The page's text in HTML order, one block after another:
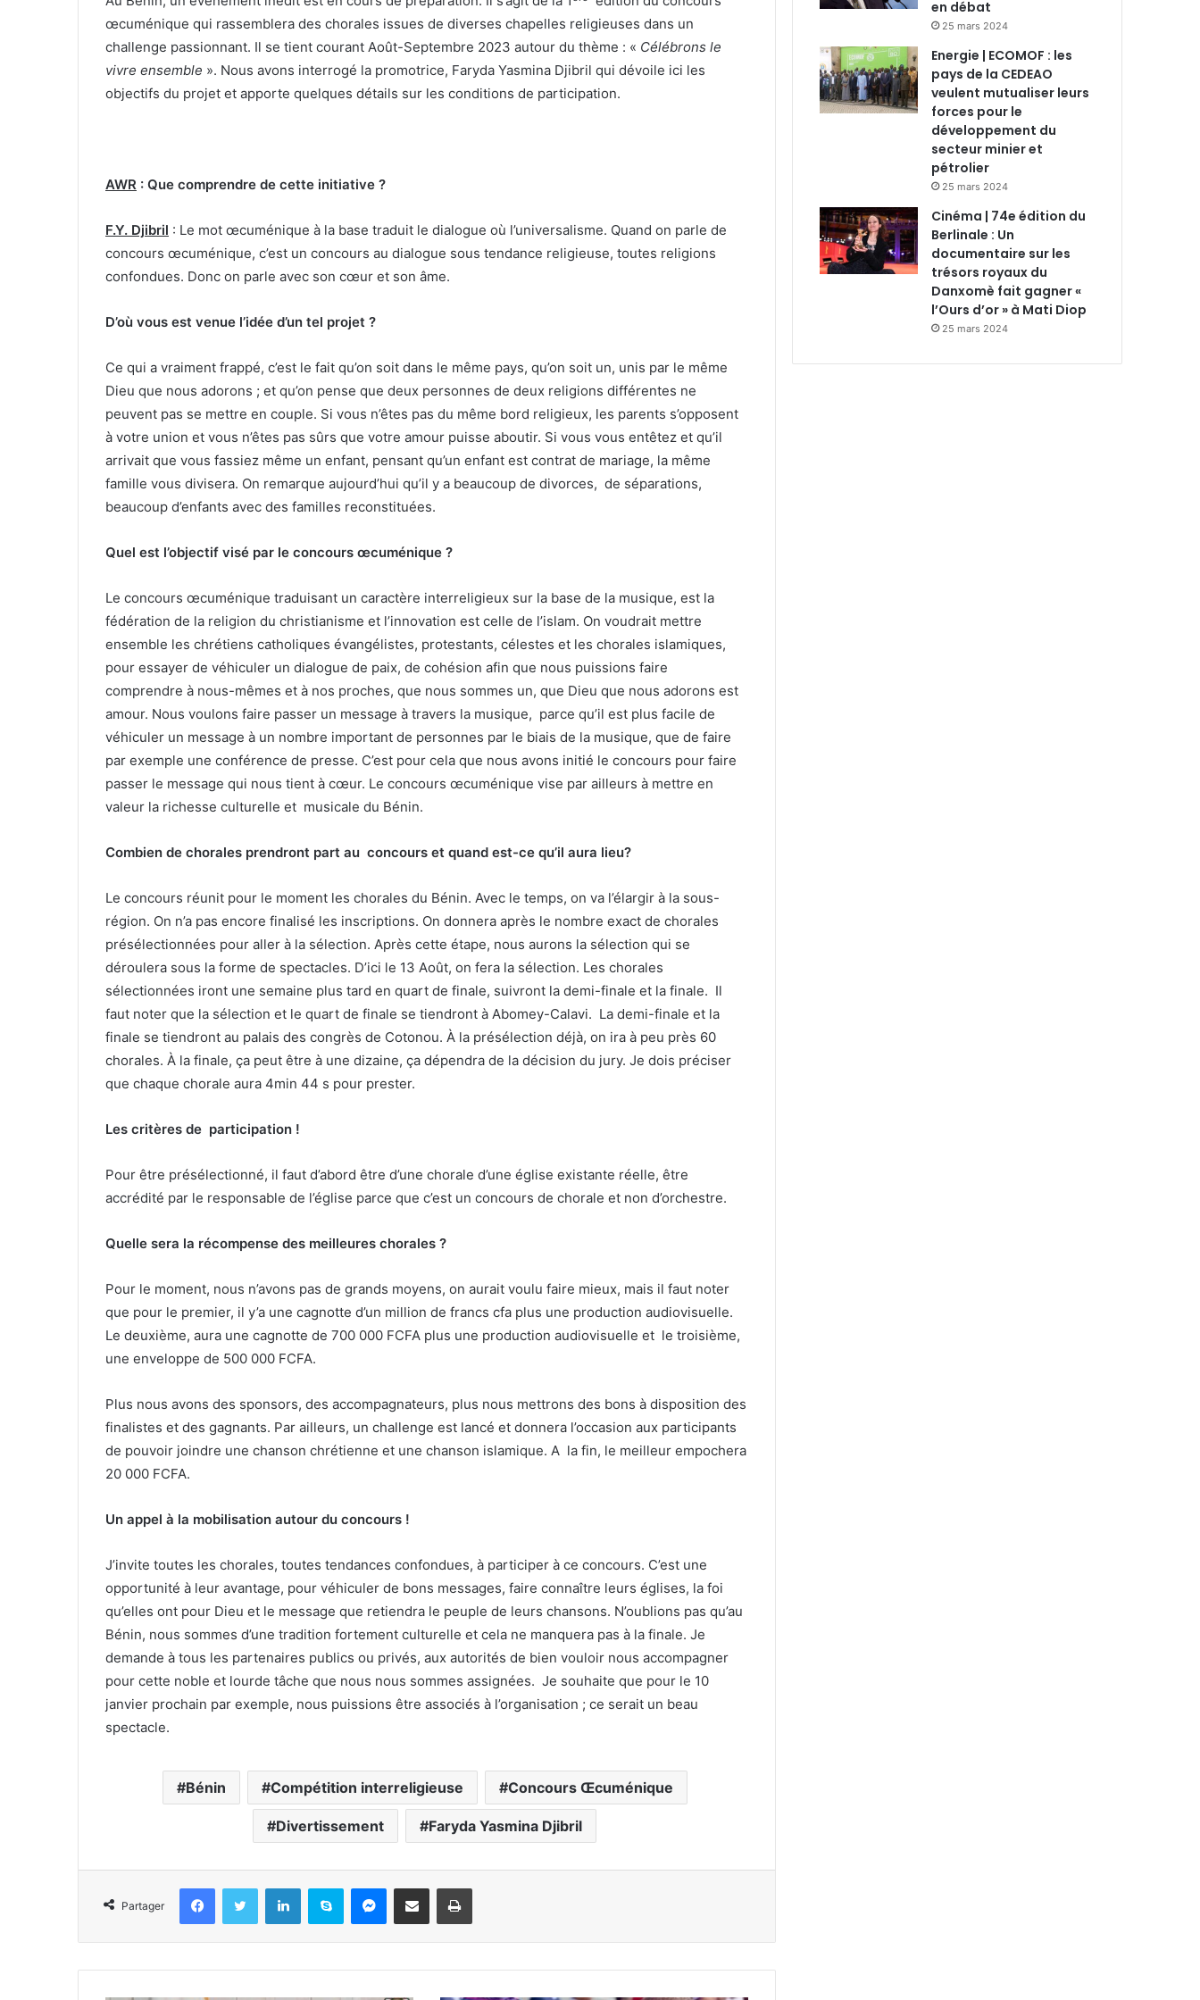
œcuménique qui rassemblera des chorales issues de diverses chapelles religieuses dans un
challenge passionnant. Il se tient courant Août-Septembre 2023 autour du thème : « Célébrons le
vivre ensemble ». Nous avons interrogé la promotrice, Faryda Yasmina Djibril qui dévoile ici les
objectifs du projet et apporte quelques détails sur les conditions de participation.
AWR : Que comprendre de cette initiative ?
F.Y. Djibril : Le mot œcuménique à la base traduit le dialogue où l’universalisme. Quand on parle de
concours œcuménique, c’est un concours au dialogue sous tendance religieuse, toutes religions
confondues. Donc on parle avec son cœur et son âme.
D’où vous est venue l’idée d’un tel projet ?
Ce qui a vraiment frappé, c’est le fait qu’on soit dans le même pays, qu’on soit un, unis par le même
Dieu que nous adorons ; et qu’on pense que deux personnes de deux religions différentes ne
peuvent pas se mettre en couple. Si vous n’êtes pas du même bord religieux, les parents s’opposent
à votre union et vous n’êtes pas sûrs que votre amour puisse aboutir. Si vous vous entêtez et qu’il
arrivait que vous fassiez même un enfant, pensant qu’un enfant est contrat de mariage, la même
famille vous divisera. On remarque aujourd’hui qu’il y a beaucoup de divorces, de séparations,
beaucoup d’enfants avec des familles reconstituées.
Quel est l’objectif visé par le concours œcuménique ?
Le concours œcuménique traduisant un caractère interreligieux sur la base de la musique, est la
fédération de la religion du christianisme et l’innovation est celle de l’islam. On voudrait mettre
ensemble les chrétiens catholiques évangélistes, protestants, célestes et les chorales islamiques,
pour essayer de véhiculer un dialogue de paix, de cohésion afin que nous puissions faire
comprendre à nous-mêmes et à nos proches, que nous sommes un, que Dieu que nous adorons est
amour. Nous voulons faire passer un message à travers la musique, parce qu’il est plus facile de
véhiculer un message à un nombre important de personnes par le biais de la musique, que de faire
par exemple une conférence de presse. C’est pour cela que nous avons initié le concours pour faire
passer le message qui nous tient à cœur. Le concours œcuménique vise par ailleurs à mettre en
valeur la richesse culturelle et musicale du Bénin.
Combien de chorales prendront part au concours et quand est-ce qu’il aura lieu?
Le concours réunit pour le moment les chorales du Bénin. Avec le temps, on va l’élargir à la sous-
région. On n’a pas encore finalisé les inscriptions. On donnera après le nombre exact de chorales
présélectionnées pour aller à la sélection. Après cette étape, nous aurons la sélection qui se
déroulera sous la forme de spectacles. D’ici le 13 Août, on fera la sélection. Les chorales
sélectionnées iront une semaine plus tard en quart de finale, suivront la demi-finale et la finale. Il
faut noter que la sélection et le quart de finale se tiendront à Abomey-Calavi. La demi-finale et la
finale se tiendront au palais des congrès de Cotonou. À la présélection déjà, on ira à peu près 60
chorales. À la finale, ça peut être à une dizaine, ça dépendra de la décision du jury. Je dois préciser
que chaque chorale aura 4min 44 s pour prester.
Les critères de participation !
Pour être présélectionné, il faut d’abord être d’une chorale d’une église existante réelle, être
accrédité par le responsable de l’église parce que c’est un concours de chorale et non d’orchestre.
Quelle sera la récompense des meilleures chorales ?
Pour le moment, nous n’avons pas de grands moyens, on aurait voulu faire mieux, mais il faut noter
que pour le premier, il y’a une cagnotte d’un million de francs cfa plus une production audiovisuelle.
Le deuxième, aura une cagnotte de 700 000 FCFA plus une production audiovisuelle et le troisième,
une enveloppe de 500 000 FCFA.
Plus nous avons des sponsors, des accompagnateurs, plus nous mettrons des bons à disposition des
finalistes et des gagnants. Par ailleurs, un challenge est lancé et donnera l’occasion aux participants
de pouvoir joindre une chanson chrétienne et une chanson islamique. A la fin, le meilleur empochera
20 000 FCFA.
Un appel à la mobilisation autour du concours !
J’invite toutes les chorales, toutes tendances confondues, à participer à ce concours. C’est une
opportunité à leur avantage, pour véhiculer de bons messages, faire connaître leurs églises, la foi
qu’elles ont pour Dieu et le message que retiendra le peuple de leurs chansons. N’oublions pas qu’au
Bénin, nous sommes d’une tradition fortement culturelle et cela ne manquera pas à la finale. Je
demande à tous les partenaires publics ou privés, aux autorités de bien vouloir nous accompagner
pour cette noble et lourde tâche que nous nous sommes assignées. Je souhaite que pour le 10
janvier prochain par exemple, nous puissions être associés à l’organisation ; ce serait un beau
spectacle.
Bénin Compétition interreligieuse Concours Œcuménique
Divertissement Faryda Yasmina Djibril
Partager
en débat
25 mars 2024
Energie | ECOMOF : les
pays de la CEDEAO
veulent mutualiser leurs
forces pour le
développement du
secteur minier et
pétrolier
25 mars 2024
Cinéma | 74e édition du
Berlinale : Un
documentaire sur les
trésors royaux du
Danxomè fait gagner «
l’Ours d’or » à Mati Diop
25 mars 2024